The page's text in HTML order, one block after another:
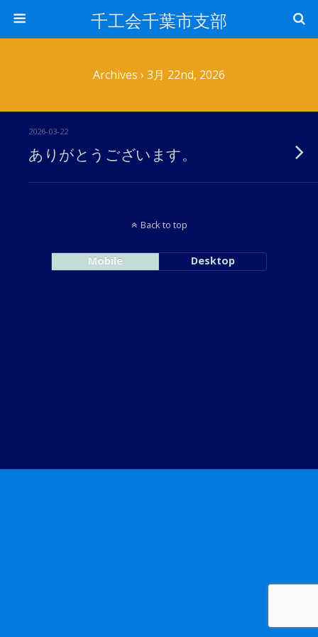
千工会千葉市支部
Archives › 3月 22nd, 2026
2026-03-22
ありがとうございます。
Back to top
Mobile Desktop